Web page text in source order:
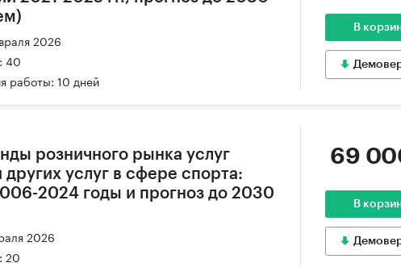
2026
40
работы: 10 дней
В
розничного рынка услуг
услуг в сфере спорта:
2024 годы и прогноз до 2030
2026
20
69
В